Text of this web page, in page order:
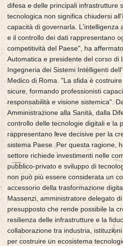
difesa e delle principali infrastrutture
tecnologica non significa chiudersi
capacità di governarla. L'intelligenza
e il controllo dei dati rappresentano
competitività del Paese", ha
Automatica e presidente del corso di
Ingegneria dei Sistemi Intelligenti
Medico di Roma. "La sfida è
sicure, formando professionisti
responsabilità e visione sistemica".
Amministrazione alla Sanità, dalla
controllo delle tecnologie digitali e la
rappresentano leve decisive per la
sistema Paese. Per questa ragione,
settore richiede investimenti nelle
pubblico-privato e sviluppo di
non può più essere considerata un
accessorio della trasformazione
Massenzi, amministratore delegato
presupposto che rende possibile la
resilienza delle infrastrutture e la
collaborazione tra industria,
per costruire un ecosistema